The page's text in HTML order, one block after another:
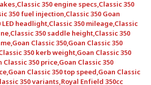
,Classic 350 engine specs,Classic 350
350 fuel injection,Classic 350 Goan
LED headlight,Classic 350 mileage,Classic
,Classic 350 saddle height,Classic 350
,Goan Classic 350,Goan Classic 350
350 kerb weight,Goan Classic 350
Classic 350 price,Goan Classic 350
,Goan Classic 350 top speed,Goan Classic
350 variants,Royal Enfield 350cc